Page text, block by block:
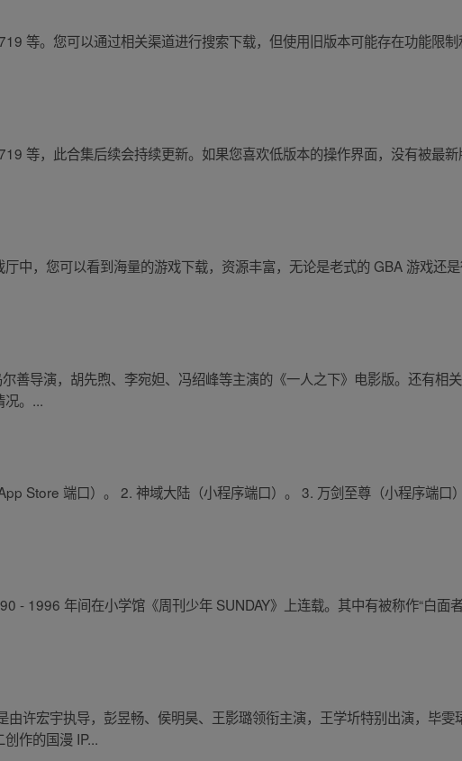
等。您可以通过相关渠道进行搜索下载，但使用旧版本可能存在功能限
等，此合集后续会持续更新。如果您喜欢低版本的操作界面，没有被最
中，您可以看到海量的游戏下载，资源丰富，无论是老式的 GBA 游戏还
善导演，胡先煦、李宛妲、冯绍峰等主演的《一人之下》电影版。还有相
况。...
Store 端口）。 2. 神域大陆（小程序端口）。 3. 万剑至尊（小程序端口
- 1996 年间在小学馆《周刊少年 SUNDAY》上连载。其中有被称作“白面
许宏宇执导，彭昱畅、侯明昊、王影璐领衔主演，王学圻特别出演，毕雯
作的国漫 IP...